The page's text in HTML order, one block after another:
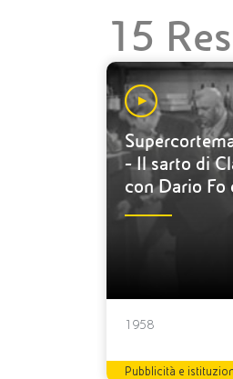
15
- Il sarto di
con Dario Fo
Teresa Vianello
1958
Pubblicità e